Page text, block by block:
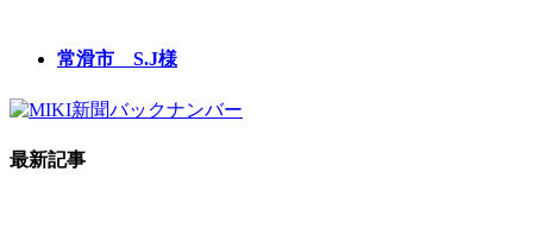
常滑市 S.J様
最新記事